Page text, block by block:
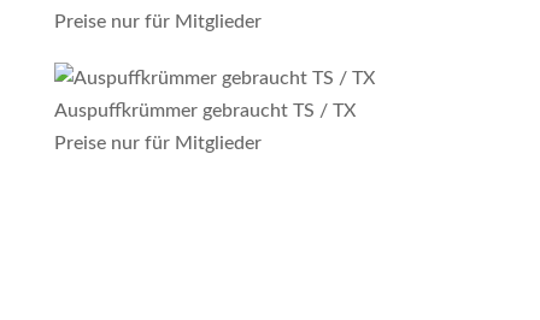
Preise nur für Mitglieder
Auspuffkrümmer gebraucht TS / TX
Preise nur für Mitglieder